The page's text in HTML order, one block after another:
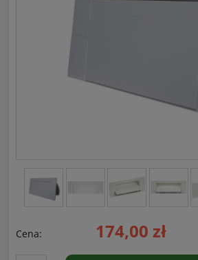
Cena: 174,00 zł